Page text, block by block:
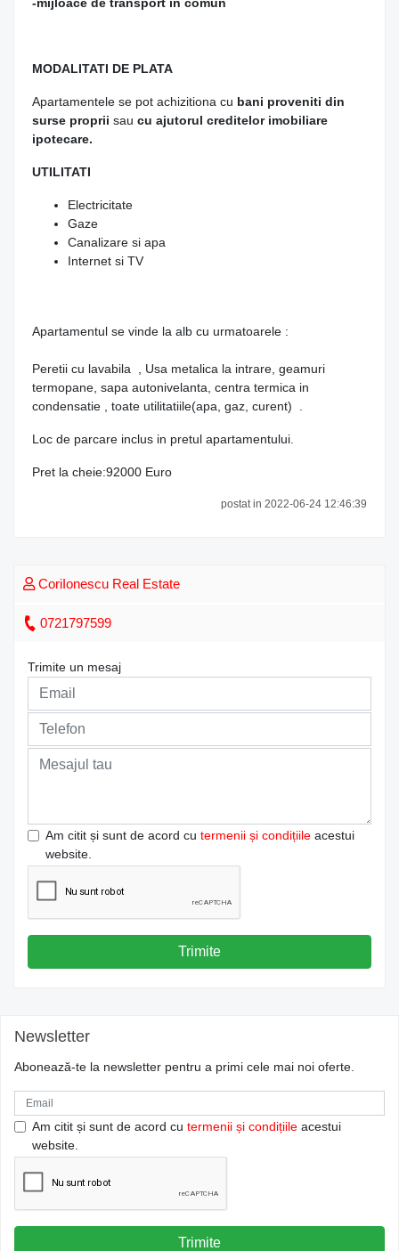
MODALITATI DE PLATA
Apartamentele se pot achizitiona cu bani proveniti din
surse proprii sau cu ajutorul creditelor imobiliare
ipotecare.
UTILITATI
Electricitate
Gaze
Canalizare si apa
Internet si TV
Apartamentul se vinde la alb cu urmatoarele :
Peretii cu lavabila , Usa metalica la intrare, geamuri
termopane, sapa autonivelanta, centra termica in
condensatie , toate utilitatiile(apa, gaz, curent) .
Loc de parcare inclus in pretul apartamentului.
Pret la cheie:92000 Euro
postat in 2022-06-24 12:46:39
CoriIonescu Real Estate
0721797599
Trimite un mesaj
Am citit și sunt de acord cu termenii și condițiile acestui
website.
Trimite
Newsletter
Abonează-te la newsletter pentru a primi cele mai noi oferte.
Am citit și sunt de acord cu termenii și condițiile acestui
website.
Trimite